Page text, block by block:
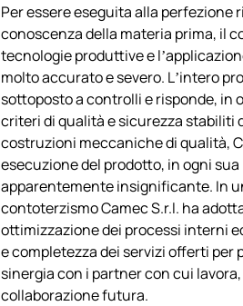
Per essere eseguita alla
conoscenza della materia prima, il
tecnologie produttive e
molto accurato e severo. L’intero
sottoposto a controlli e risponde, in
criteri di qualità e sicurezza stabiliti
costruzioni meccaniche di qualità,
esecuzione del prodotto, in ogni
apparentemente insignificante. In
contoterzismo Camec S.r.l. ha
ottimizzazione dei processi interni
e completezza dei servizi offerti
sinergia con i partner con cui
collaborazione futura.